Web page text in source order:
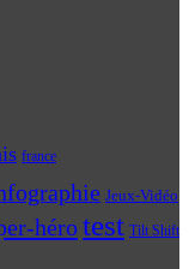
france
Jeux-Vidéo
hérotest Tilt Shift